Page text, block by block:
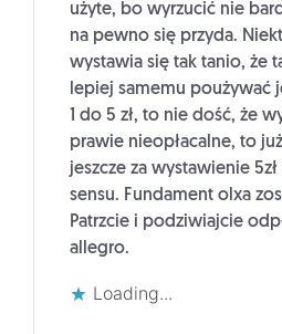
użyte, bo wyrzucić nie
na pewno się przyda.
wystawia się tak tanio, że
lepiej samemu poużywać
1 do 5 zł, to nie dość, że
prawie nieopłacalne, to
jeszcze za wystawienie
sensu. Fundament olxa
Patrzcie i podziwiajcie
allegro.
Loading...